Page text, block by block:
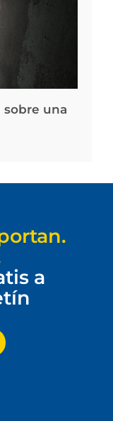
sobre una
a